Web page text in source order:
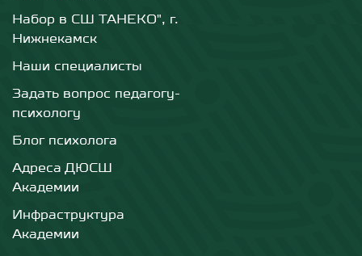
Набор в СШ ТАНЕКО", г.
Нижнекамск
Наши специалисты
Задать вопрос педагогу-
психологу
Блог психолога
Адреса ДЮСШ
Академии
Инфраструктура
Академии